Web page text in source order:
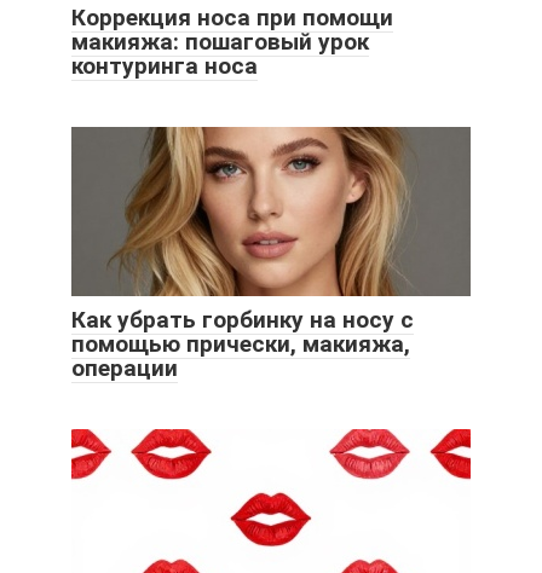
Коррекция носа при помощи
макияжа: пошаговый урок
контуринга носа
Как убрать горбинку на носу с
помощью прически, макияжа,
операции